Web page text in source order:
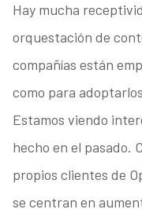
Hay mucha
orquestación de
compañías están
como para
Estamos viendo
hecho en el pasado.
propios clientes de
se centran en